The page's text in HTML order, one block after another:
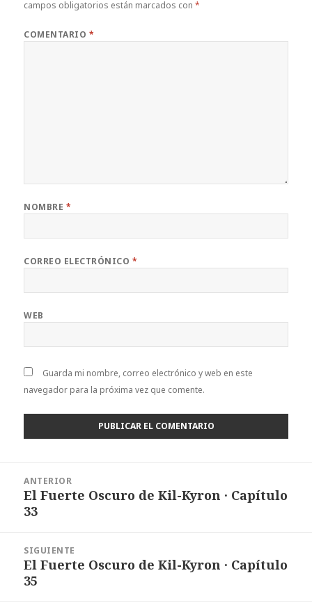
campos obligatorios están marcados con*
COMENTARIO *
NOMBRE *
CORREO ELECTRÓNICO *
WEB
Guarda mi nombre, correo electrónico y web en este
navegador para la próxima vez que comente.
entradas
ANTERIOR
Entrada
anterior:
El Fuerte Oscuro de Kil-Kyron · Capítulo
33
SIGUIENTE
Entrada
siguiente:
El Fuerte Oscuro de Kil-Kyron · Capítulo
35